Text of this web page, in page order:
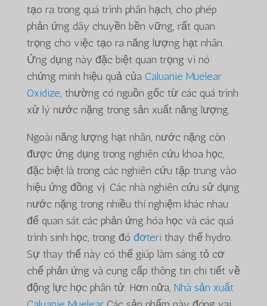
tạo ra trong quá trình phân hạch, cho phép
phản ứng dây chuyền bền vững, rất quan
trọng cho việc tạo ra năng lượng hạt nhân.
Ứng dụng này đặc biệt quan trọng vì nó
chứng minh hiệu quả của Caluanie Muelear
Oxidize, thường có nguồn gốc từ các quá trình
xử lý nước nặng trong sản xuất năng lượng.
Ngoài năng lượng hạt nhân, nước nặng còn
được ứng dụng trong nghiên cứu khoa học,
đặc biệt là trong các nghiên cứu tập trung vào
hiệu ứng đồng vị. Các nhà nghiên cứu sử dụng
nước nặng trong nhiều thí nghiệm khác nhau
để quan sát các phản ứng hóa học và các quá
trình sinh học, trong đó đơteri thay thế hydro.
Sự thay thế này có thể giúp làm sáng tỏ cơ
chế phản ứng và cung cấp thông tin chi tiết về
động lực học phân tử. Hơn nữa, Nhà sản xuất